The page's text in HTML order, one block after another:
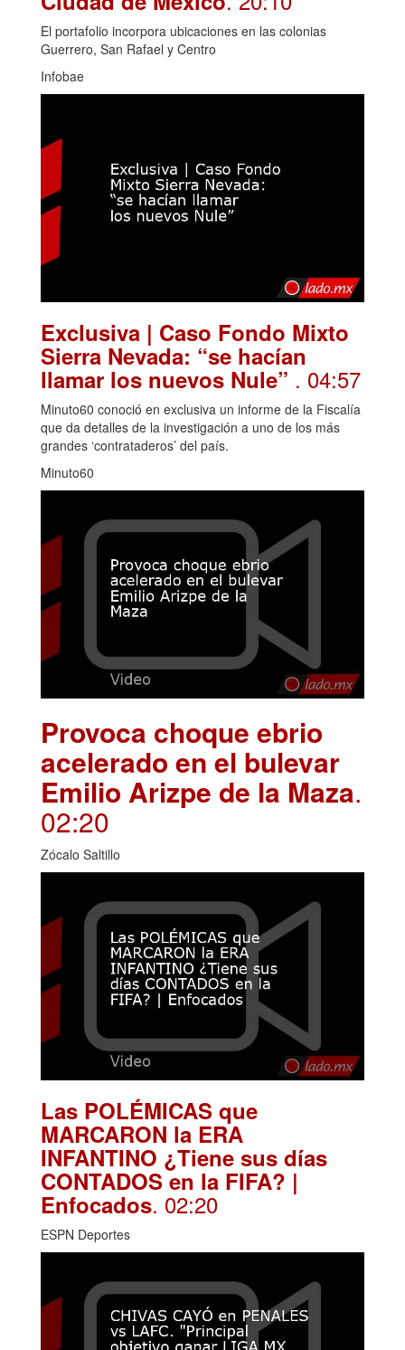
El portafolio incorpora ubicaciones en las colonias
Guerrero, San Rafael y Centro
Infobae
Exclusiva | Caso Fondo Mixto
Sierra Nevada: “se hacían
llamar los nuevos Nule” . 04:57
Minuto60 conoció en exclusiva un informe de la Fiscalía
que da detalles de la investigación a uno de los más
grandes ‘contrataderos’ del país.
Minuto60
Provoca choque ebrio
acelerado en el bulevar
Emilio Arizpe de la Maza.
02:20
Zócalo Saltillo
Las POLÉMICAS que
MARCARON la ERA
INFANTINO ¿Tiene sus días
CONTADOS en la FIFA? |
Enfocados. 02:20
ESPN Deportes